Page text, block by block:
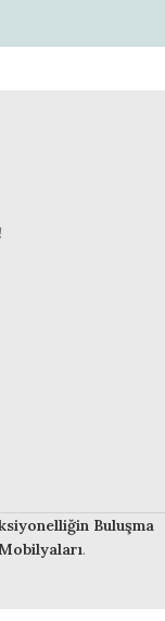
Buluşma
.